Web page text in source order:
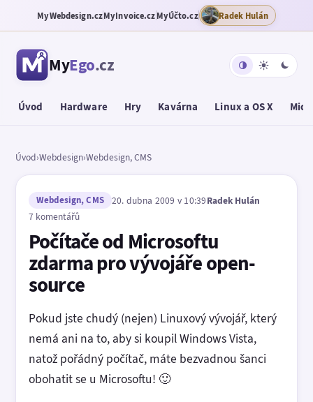
MyWebdesign.czMyInvoice.czMyÚčto.cz Radek Hulán
MyEgo.cz
Úvod Hardware Hry Kavárna Linux a OS X
Úvod›Webdesign›Webdesign, CMS
Webdesign, CMS 20. dubna 2009 v 10:39Radek Hulán
7 komentářů
Počítače od Microsoftu
zdarma pro vývojáře open-
source
Pokud jste chudý (nejen) Linuxový vývojář, který
nemá ani na to, aby si koupil Windows Vista,
natož pořádný počítač, máte bezvadnou šanci
obohatit se u Microsoftu! 🙂